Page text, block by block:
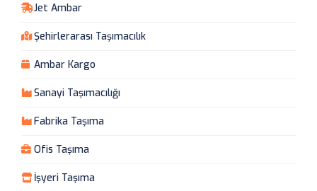
Jet Ambar
Şehirlerarası Taşımacılık
Ambar Kargo
Sanayi Taşımacılığı
Fabrika Taşıma
Ofis Taşıma
İşyeri Taşıma